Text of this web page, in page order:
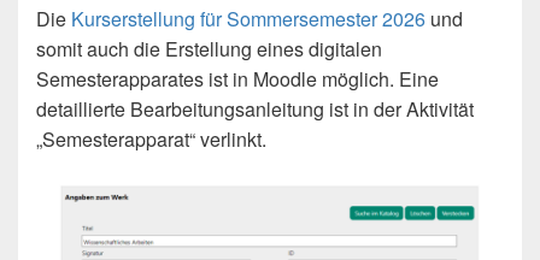
Die Kurserstellung für Sommersemester 2026 und
somit auch die Erstellung eines digitalen
Semesterapparates ist in Moodle möglich. Eine
detaillierte Bearbeitungsanleitung ist in der Aktivität
„Semesterapparat“ verlinkt.